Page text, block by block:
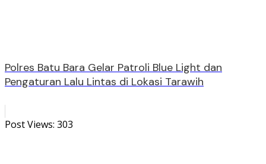
Polres Batu Bara Gelar Patroli Blue Light dan
Pengaturan Lalu Lintas di Lokasi Tarawih
Post Views: 303